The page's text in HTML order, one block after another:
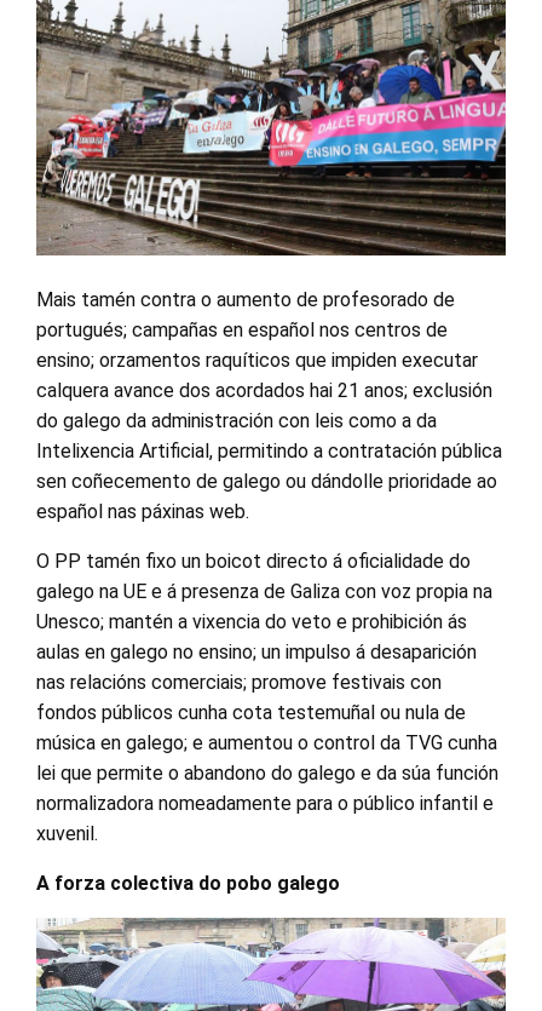
Mais tamén contra o aumento de profesorado de
portugués; campañas en español nos centros de
ensino; orzamentos raquíticos que impiden executar
calquera avance dos acordados hai 21 anos; exclusión
do galego da administración con leis como a da
Intelixencia Artificial, permitindo a contratación pública
sen coñecemento de galego ou dándolle prioridade ao
español nas páxinas web.
O PP tamén fixo un boicot directo á oficialidade do
galego na UE e á presenza de Galiza con voz propia na
Unesco; mantén a vixencia do veto e prohibición ás
aulas en galego no ensino; un impulso á desaparición
nas relacións comerciais; promove festivais con
fondos públicos cunha cota testemuñal ou nula de
música en galego; e aumentou o control da TVG cunha
lei que permite o abandono do galego e da súa función
normalizadora nomeadamente para o público infantil e
xuvenil.
A forza colectiva do pobo galego